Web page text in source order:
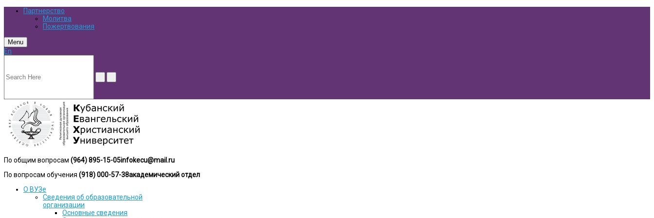
Партнерство
Молитва
Пожертвования
Menu
En
По общим вопросам (964) 895-15-05infokecu@mail.ru
По вопросам обучения (918) 000-57-38академический отдел
О ВУЗе
Сведения об образовательной
организации
Основные сведения